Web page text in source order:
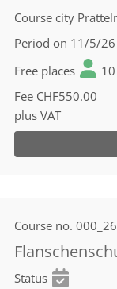
Course city
Period on 11/5/26
Free places
10
Fee CHF550.00
plus VAT
Course no.
Status